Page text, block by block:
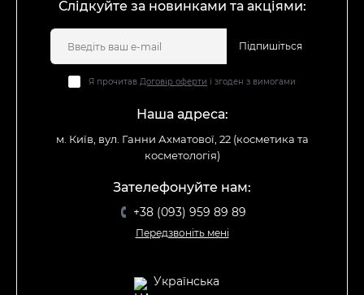
Слідкуйте за новинками та акціями:
Підпишіться
Я прочитав Договір оферти і згоден з вимогами
Наша адреса:
м. Київ, вул. Ганни Ахматової, 22 (косметика та
косметологія)
Зателефонуйте нам:
+38 (093) 959 89 89
Передзвоніть мені
Українська